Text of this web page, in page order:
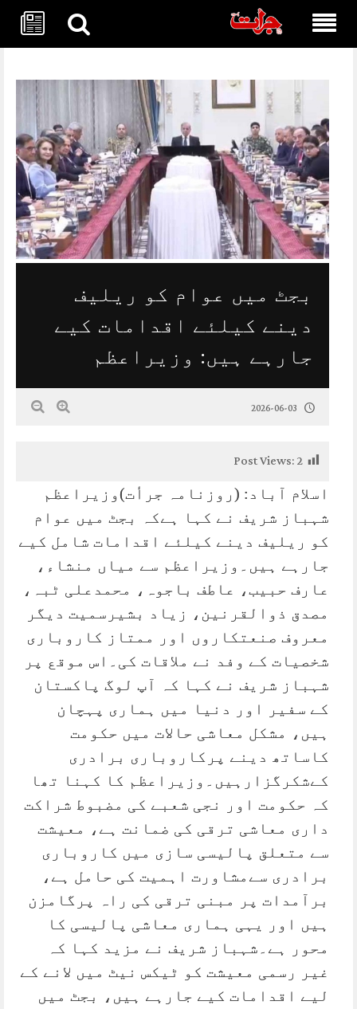
بجٹ میں عوام کو ریلیف
دینے کیلئے اقدامات کیے
جارہے ہیں: وزیراعظم
2026-06-03
Post Views:2
اسلام آباد: (روزنامہ جرأت)وزیراعظم
شہباز شریف نے کہا ہےکہ بجٹ میں عوام
کو ریلیف دینے کیلئے اقدامات شامل کیے
جارہے ہیں۔وزیراعظم سے میاں منشاء،
عارف حبیب، عاطف باجوہ، محمدعلی ٹبہ،
مصدق ذوالقرنین، زیاد بشیرسمیت دیگر
معروف صنعتکاروں اور ممتاز کاروباری
شخصیات کے وفد نے ملاقات کی۔اس موقع پر
شہباز شریف نے کہا کہ آپ لوگ پاکستان
کے سفیر اور دنیا میں ہماری پہچان
ہیں، مشکل معاشی حالات میں حکومت
کاساتھ دینے پرکاروباری برادری
کےشکرگزارہیں۔وزیراعظم کا کہنا تھا
کہ حکومت اور نجی شعبے کی مضبوط شراکت
داری معاشی ترقی کی ضمانت ہے، معیشت
سے متعلق پالیسی سازی میں کاروباری
برادری سےمشاورت اہمیت کی حامل ہے،
برآمدات پر مبنی ترقی کی راہ پرگامزن
ہیں اور یہی ہماری معاشی پالیسی کا
محور ہے۔شہباز شریف نے مزید کہا کہ
غیر رسمی معیشت کو ٹیکس نیٹ میں لانے کے
لیے اقدامات کیے جارہے ہیں، بجٹ میں